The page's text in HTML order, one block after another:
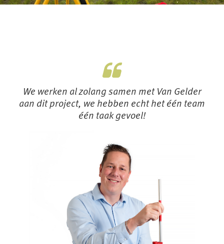
We werken al zolang samen met Van Gelder
aan dit project, we hebben echt het één team
één taak gevoel!